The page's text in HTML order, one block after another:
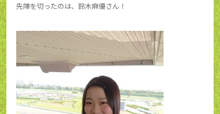
先陣を切ったのは、鈴木麻優さん！